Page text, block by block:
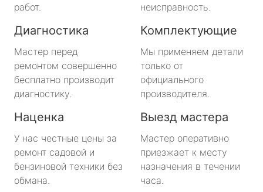
работ.
неисправность.
Диагностика
Мастер перед
ремонтом совершенно
бесплатно производит
диагностику.
Комплектующие
Мы применяем детали
только от
официального
производителя.
Наценка
У нас честные цены за
ремонт садовой и
бензиновой техники без
обмана.
Выезд мастера
Мастер оперативно
приезжает к месту
назначения в течении
часа.